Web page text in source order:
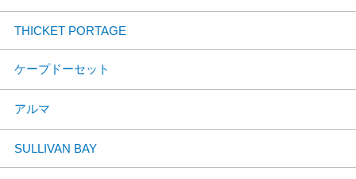
THICKET PORTAGE
ケープドーセット
アルマ
SULLIVAN BAY